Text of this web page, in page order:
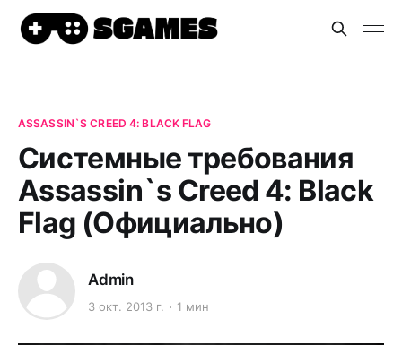
ASSASSIN`S CREED 4: BLACK FLAG
Системные требования
Assassin`s Creed 4: Black
Flag (Официально)
Admin
3 окт. 2013 г. 1 мин